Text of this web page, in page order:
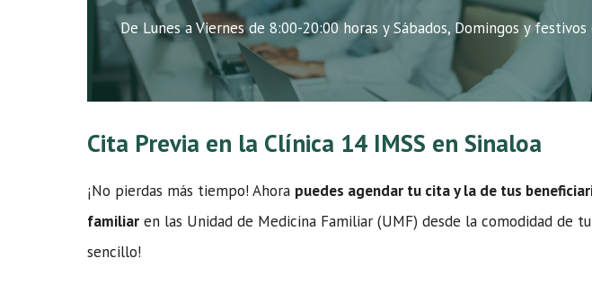
De Lunes a Viernes de 8:00-20:00 horas y Sábados, Domingos y
Cita Previa en la Clínica 14 IMSS en Sinaloa
¡No pierdas más tiempo! Ahora puedes agendar tu cita y la de tus
familiar en las Unidad de Medicina Familiar (UMF) desde la comodidad de tu
sencillo!